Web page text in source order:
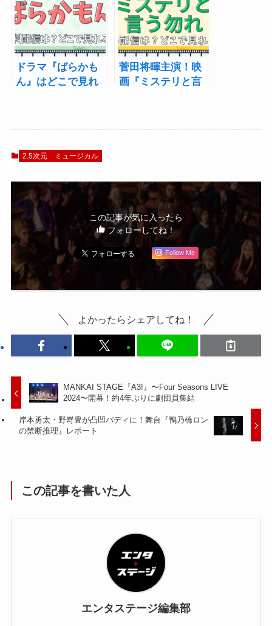
ドラマ『ばらかも
ん』はどこで見れ
菅田将暉主演！映
画『ミステリと言
2.5次元 ミュージカル
この記事が気に入ったら
フォローしてね！
Follow Me
よかったらシェアしてね！
MANKAI STAGE『A3!』〜Four Seasons LIVE
2024〜開幕！約4年ぶりに劇団員集結
岸本勇太・野嵜豊が凸凹バディに！舞台『鴨乃橋ロン
の禁断推理』レポート
この記事を書いた人
エンタステージ編集部